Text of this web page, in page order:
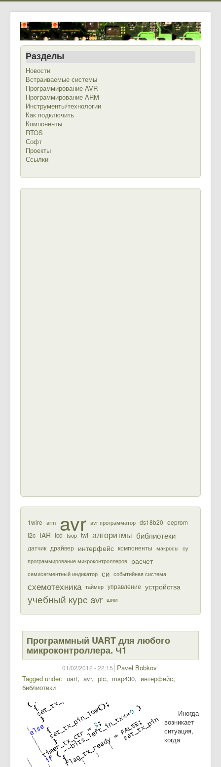
Разделы
Новости
Встраиваемые системы
Программирование AVR
Программирование ARM
Инструменты/технологии
Как подключить
Компоненты
RTOS
Софт
Проекты
Ссылки
1wire arm avr avr программатор ds18b20 eeprom
i2c IAR lcd tsop twi алгоритмы библиотеки
датчик драйвер интерфейс компоненты макросы оу
программирование микроконтроллеров расчет
семисегментный индикатор си событийная система
схемотехника таймер управление устройства
учебный курс avr шим
Программный UART для любого
микроконтроллера. Ч1
01/02/2012 - 22:15 Pavel Bobkov
Tagged under
uart avr pic msp430
интерфейс
библиотеки
Иногда
возникает
ситуация,
когда